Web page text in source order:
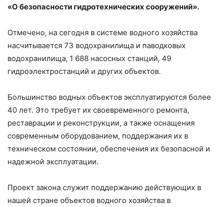
«О безопасности гидротехнических сооружений».
Отмечено, на сегодня в системе водного хозяйства
насчитывается 73 водохранилища и паводковых
водохранилища, 1 688 насосных станций, 49
гидроэлектростанций и других объектов.
Большинство водных объектов эксплуатируются более
40 лет. Это требует их своевременного ремонта,
реставрации и реконструкции, а также оснащения
современным оборудованием, поддержания их в
техническом состоянии, обеспечения их безопасной и
надежной эксплуатации.
Проект закона служит поддержанию действующих в
нашей стране объектов водного хозяйства в